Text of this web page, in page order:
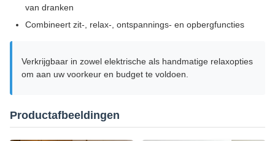
van dranken
Combineert zit-, relax-, ontspannings- en opbergfuncties
Verkrijgbaar in zowel elektrische als handmatige relaxopties
om aan uw voorkeur en budget te voldoen.
Productafbeeldingen